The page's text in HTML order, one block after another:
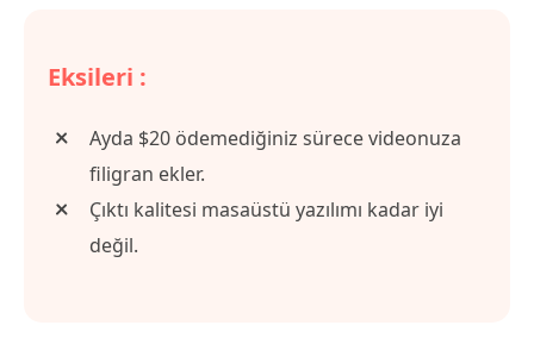
Eksileri :
Ayda $20 ödemediğiniz sürece videonuza
filigran ekler.
Çıktı kalitesi masaüstü yazılımı kadar iyi
değil.